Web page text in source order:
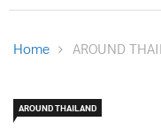
Home AROUND
AROUND THAILAND